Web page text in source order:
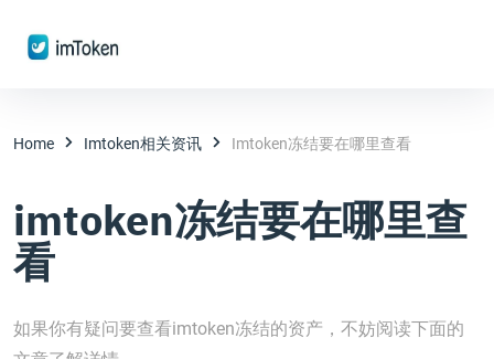
Home Imtoken相关资讯 Imtoken冻结要在哪里查看
imtoken冻结要在哪里查
看
如果你有疑问要查看imtoken冻结的资产，不妨阅读下面的